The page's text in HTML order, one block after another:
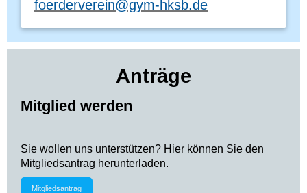
foerderverein@gym-hksb.de
Anträge
Mitglied werden
Sie wollen uns unterstützen? Hier können Sie den
Mitgliedsantrag herunterladen.
Mitgliedsantrag